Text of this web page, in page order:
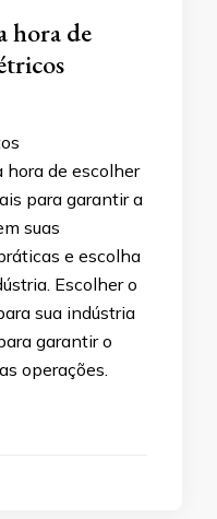
hora de
hora de escolher
para garantir a
suas
e escolha
Escolher o
sua indústria
garantir o
operações.